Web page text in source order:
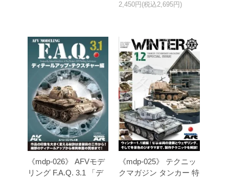
2,450円(税込2,695円)
《mdp-026》 AFVモデ
リング F.A.Q. 3.1 「デ
《mdp-025》 テクニッ
クマガジン タンカー 特